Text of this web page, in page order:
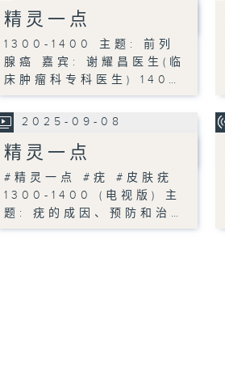
精灵一点
1300-1400 主题: 前列
腺癌 嘉宾: 谢耀昌医生(临
床肿瘤科专科医生) 140…
2025-09-08
精灵一点
#精灵一点 #疣 #皮肤疣
1300-1400 (电视版) 主
题: 疣的成因、预防和治…